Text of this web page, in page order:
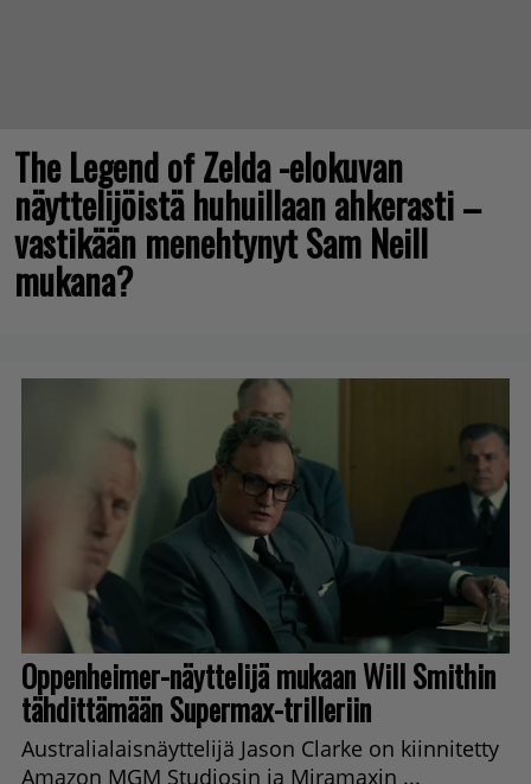
The Legend of Zelda -elokuvan
näyttelijöistä huhuillaan ahkerasti –
vastikään menehtynyt Sam Neill
mukana?